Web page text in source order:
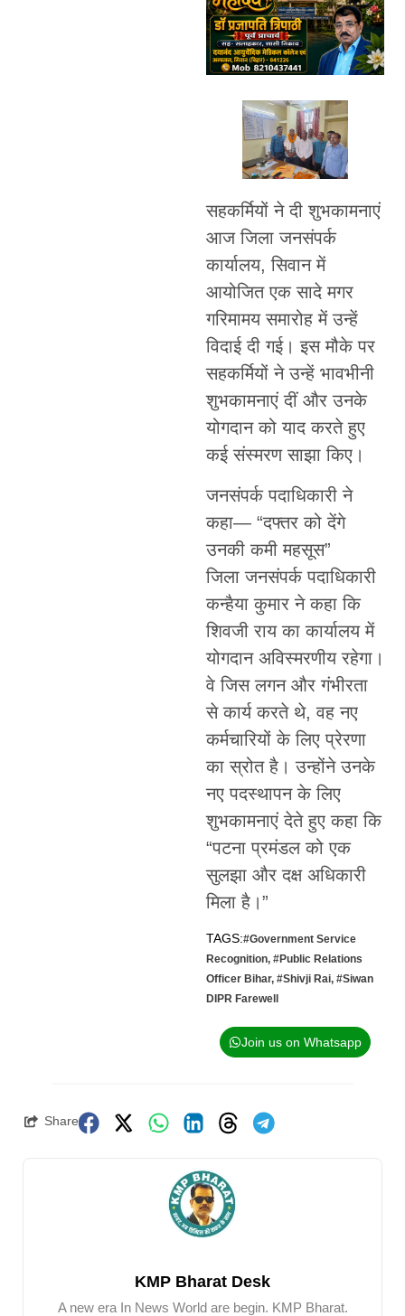
सहकर्मियों ने दी शुभकामनाएं
आज जिला जनसंपर्क
कार्यालय, सिवान में
आयोजित एक सादे मगर
गरिमामय समारोह में उन्हें
विदाई दी गई। इस मौके पर
सहकर्मियों ने उन्हें भावभीनी
शुभकामनाएं दीं और उनके
योगदान को याद करते हुए
कई संस्मरण साझा किए।
जनसंपर्क पदाधिकारी ने
कहा— “दफ्तर को देंगे
उनकी कमी महसूस”
जिला जनसंपर्क पदाधिकारी
कन्हैया कुमार ने कहा कि
शिवजी राय का कार्यालय में
योगदान अविस्मरणीय रहेगा।
वे जिस लगन और गंभीरता
से कार्य करते थे, वह नए
कर्मचारियों के लिए प्रेरणा
का स्रोत है। उन्होंने उनके
नए पदस्थापन के लिए
शुभकामनाएं देते हुए कहा कि
“पटना प्रमंडल को एक
सुलझा और दक्ष अधिकारी
मिला है।”
TAGS:#Government Service
Recognition, #Public Relations
Officer Bihar, #Shivji Rai, #Siwan
DIPR Farewell
Join us on Whatsapp
Share
KMP Bharat Desk
A new era In News World are begin. KMP Bharat.